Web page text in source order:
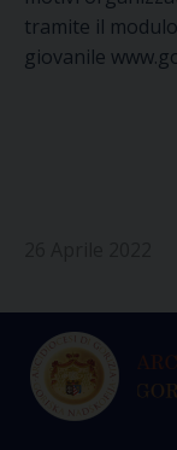
tramite il
giovanile